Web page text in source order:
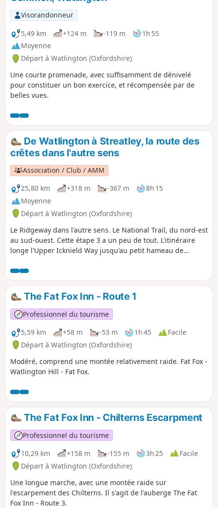
Visorandonneur
5,49 km
+124 m -119 m
1h 55
Moyenne
Départ à Watlington (Oxfordshire)
Une courte promenade, avec suffisamment de dénivelé
pour constituer un bon exercice, et récompensée par de
belles vues.
De Watlington à Streatley, la route des
crêtes dans l'autre sens
Association / Club / AMM
25,80 km
+318 m -367 m
8h 15
Moyenne
Départ à Watlington (Oxfordshire)
Le Ridgeway dans l'autre sens. Le National Trail, du nord-est
au sud-ouest. Cette étape 3 a un peu de tout. L'itinéraire
longe l'Upper Icknield Way jusqu'au petit hameau de
du village de Nuffield. L'itinéraire emprunte ensuite un
étroit sentier isolé le long de l'ancien Grim's Ditch avant
d'atteindre la Tamise. Sur la rive opposée se trouve un autre
sentier national, le Thames Path.
The Fat Fox Inn - Route 1
Professionnel du tourisme
5,59 km
+58 m -53 m 1h 45
Facile
Départ à Watlington (Oxfordshire)
Modéré, comprend une montée relativement raide. Fat Fox -
Watlington Hill - Fat Fox.
The Fat Fox Inn - Chilterns Escarpment
Professionnel du tourisme
10,29 km
+158 m -155 m 3h 25
Facile
Départ à Watlington (Oxfordshire)
Une longue marche, avec une montée raide sur
l'escarpement des Chilterns. Il s'agit de l'auberge The Fat
Fox Inn - Route 3.